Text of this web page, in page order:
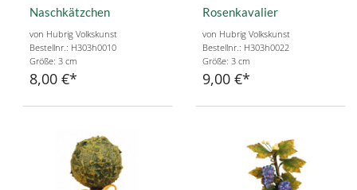
Naschkätzchen
von Hubrig Volkskunst
Bestellnr.: H303h0010
Größe: 3 cm
8,00 €
Rosenkavalier
von Hubrig Volkskunst
Bestellnr.: H303h0022
Größe: 3 cm
9,00 €